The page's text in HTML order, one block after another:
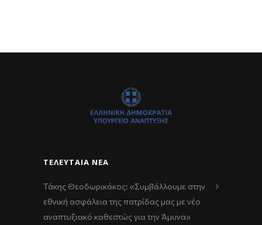
ΤΕΛΕΥΤΑΊΑ ΝΈΑ
Τάκης Θεοδωρικάκος: «Συμβάλλουμε στην
εθνική ασφάλεια της πατρίδας μας με νέο
αναπτυξιακό καθεστώς για την Άμυνα»